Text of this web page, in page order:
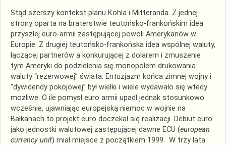
Stąd szerszy kontekst planu Kohla i Mitteranda. Z jednej
strony oparta na braterstwie teutońsko-frankońskim idea
przyszłej euro-armii zastępującej powoli Amerykanów w
Europie. Z drugiej teutońsko-frankońska idea wspólnej waluty,
łączącej partnerów a konkurującej z dolarem i zmuszenie
tym Ameryki do podzielenia się monopolem drukowania
waluty “rezerwowej” świata. Entuzjazm końca zimnej wojny i
“dywidendy pokojowej” był wielki i wiele wydawało się wtedy
możliwe. O ile pomysł euro armii upadł jednak stosunkowo
wcześnie, ujawniając europejską niemoc w wojnie na
Bałkanach to projekt euro doczekał się realizacji. Debiut euro
jako jednostki walutowej zastępującej dawne ECU (european
currency unit) miał miejsce z początkiem 1999. W trzy lata